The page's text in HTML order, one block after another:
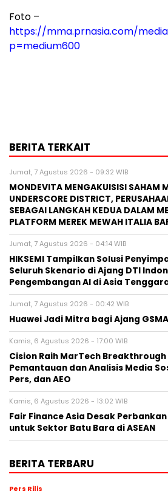
Foto –
https://mma.prnasia.com/
p=medium600
BERITA TERKAIT
Jumat, 7 Agustus 2026 - 09:32 WIB
MONDEVITA MENGAKUISISI SAHAM
UNDERSCORE DISTRICT,
SEBAGAI LANGKAH KEDUA DALAM
PLATFORM MEREK MEWAH ITALIA
Jumat, 7 Agustus 2026 - 04:14 WIB
HIKSEMI Tampilkan Solusi
Seluruh Skenario di Ajang DTI
Pengembangan AI di Asia
Jumat, 7 Agustus 2026 - 00:42 WIB
Huawei Jadi Mitra bagi Ajang GSMA
Kamis, 6 Agustus 2026 - 17:00 WIB
Cision Raih MarTech
Pemantauan dan Analisis Media
Pers, dan AEO
Kamis, 6 Agustus 2026 - 13:02 WIB
Fair Finance Asia Desak
untuk Sektor Batu Bara di ASEAN
BERITA TERBARU
Pers Rilis